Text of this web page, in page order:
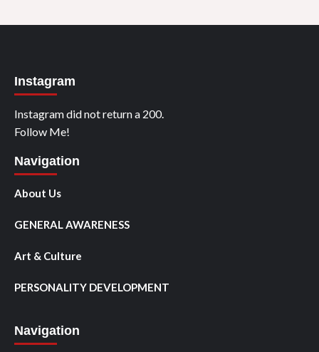
Instagram
Instagram did not return a 200.
Follow Me!
Navigation
About Us
GENERAL AWARENESS
Art & Culture
PERSONALITY DEVELOPMENT
Navigation